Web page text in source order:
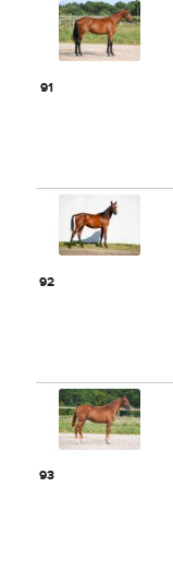
91
92
93